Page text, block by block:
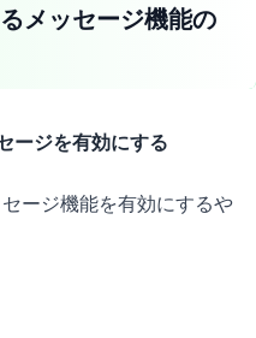
メッセージ機能の
ージを有効にする
ージ機能を有効にするや